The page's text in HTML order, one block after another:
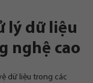
lý dữ liệu
nghệ cao
dữ liệu trong các